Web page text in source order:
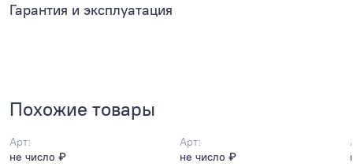
Гарантия и эксплуатация
Похожие товары
Арт:
не число ₽
Арт:
не число ₽